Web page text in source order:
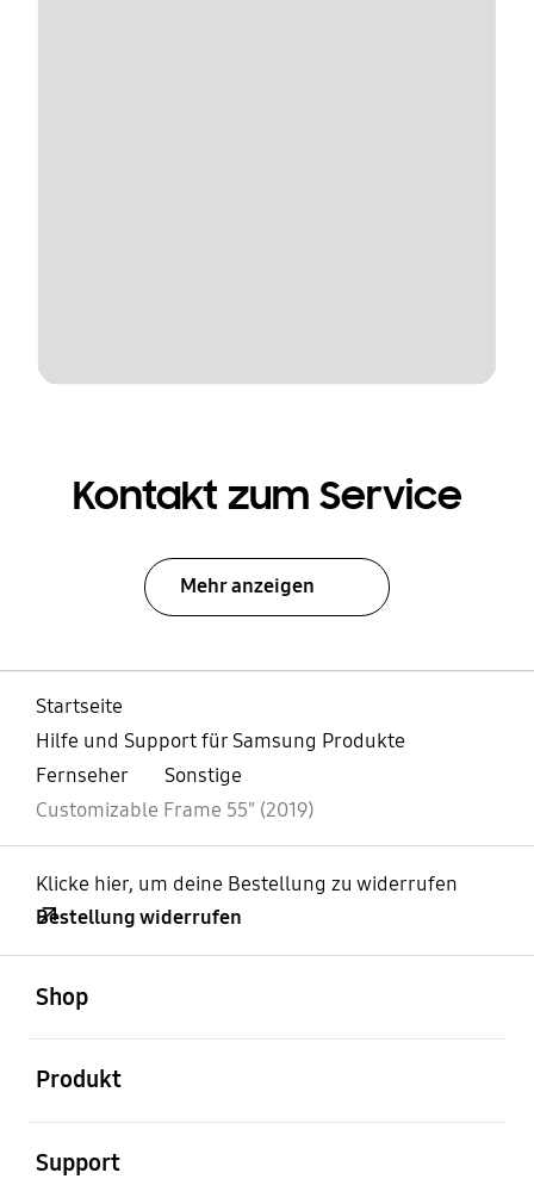
Kontakt zum Service
Mehr anzeigen
Startseite
Hilfe und Support für Samsung Produkte
Fernseher
Sonstige
Customizable Frame 55" (2019)
Klicke hier, um deine Bestellung zu widerrufen
Bestellung widerrufen
Shop
Produkt
Support